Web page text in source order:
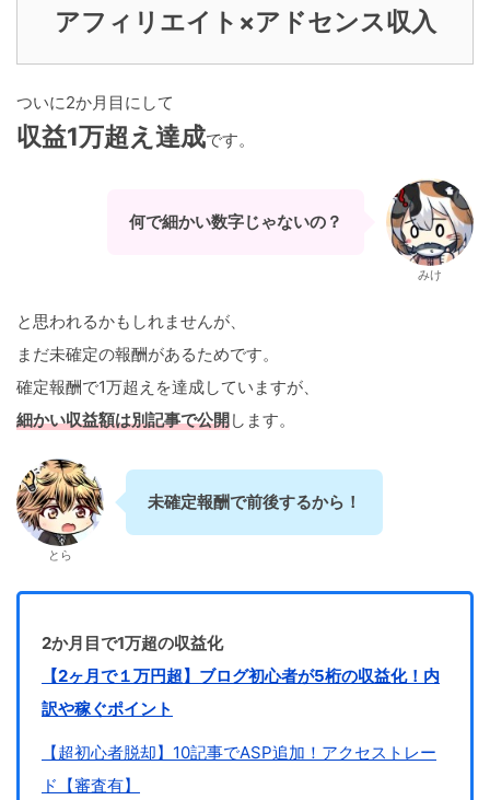
アフィリエイト×アドセンス収入
ついに2か月目にして
収益1万超え達成です。
何で細かい数字じゃないの？
みけ
と思われるかもしれませんが、
まだ未確定の報酬があるためです。
確定報酬で1万超えを達成していますが、
細かい収益額は別記事で公開します。
とら
未確定報酬で前後するから！
2か月目で1万超の収益化
【2ヶ月で１万円超】ブログ初心者が5桁の収益化！内
訳や稼ぐポイント
【超初心者脱却】10記事でASP追加！アクセストレー
ド【審査有】